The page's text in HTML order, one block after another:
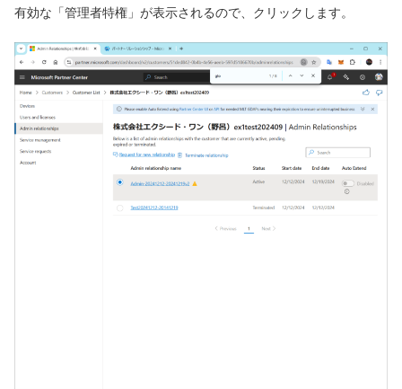
有効な「管理者特権」が表示されるので、クリックします。